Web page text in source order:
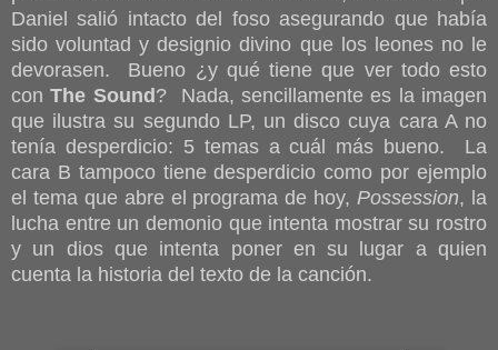
Daniel salió intacto del foso asegurando que había
sido voluntad y designio divino que los leones no le
devorasen. Bueno ¿y qué tiene que ver todo esto
conThe Sound ? Nada, sencillamente es la imagen
que ilustra su segundo LP, un disco cuya cara A no
tenía desperdicio: 5 temas a cuál más bueno. La
cara B tampoco tiene desperdicio como por ejemplo
el tema que abre el programa de hoy,Possession, la
lucha entre un demonio que intenta mostrar su rostro
y un dios que intenta poner en su lugar a quien
cuenta la historia del texto de la canción.